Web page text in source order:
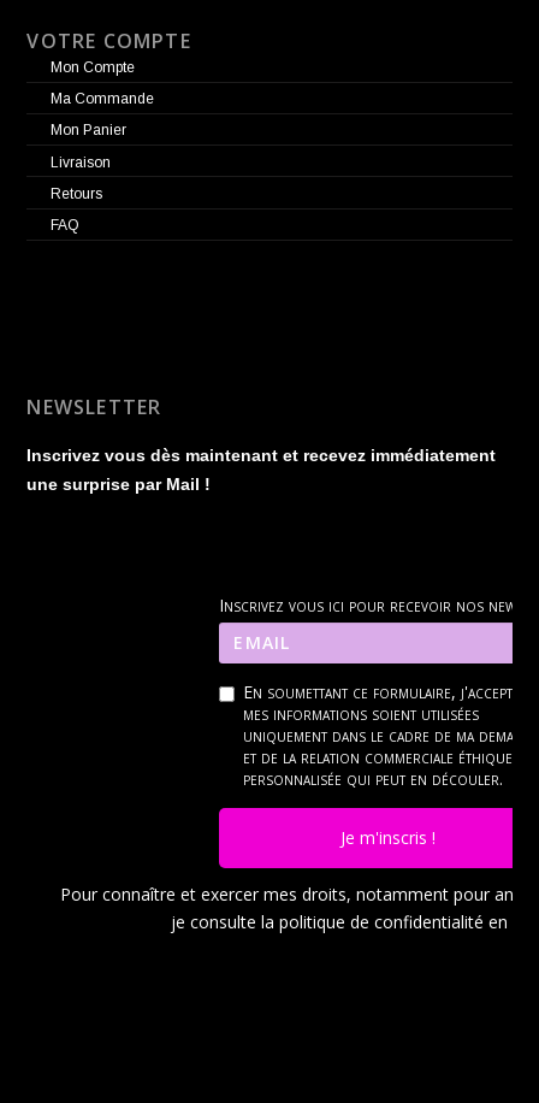
VOTRE COMPTE
Mon Compte
Ma Commande
Mon Panier
Livraison
Retours
FAQ
NEWSLETTER
Inscrivez vous dès maintenant et recevez immédiatement
une surprise par Mail !
Inscrivez vous ici pour recevoir nos news
En soumettant ce formulaire, j'accepte
mes informations soient utilisées
uniquement dans le cadre de ma
et de la relation commerciale éthique et
personnalisée qui peut en découler.
Je m'inscris !
Pour connaître et exercer mes droits, notamment pour
je consulte la politique de confidentialité en